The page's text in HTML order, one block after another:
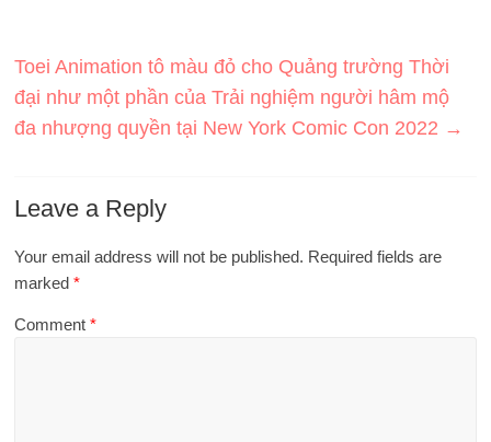
Toei Animation tô màu đỏ cho Quảng trường Thời
đại như một phần của Trải nghiệm người hâm mộ
đa nhượng quyền tại New York Comic Con 2022 →
Leave a Reply
Your email address will not be published. Required fields are
marked*
Comment*